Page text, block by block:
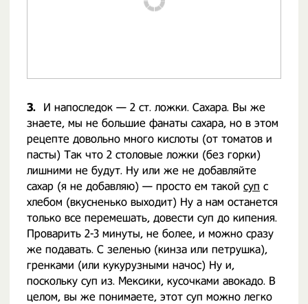
3.
И напоследок — 2 ст. ложки. Сахара. Вы же
знаете, мы не большие фанаты сахара, но в этом
рецепте довольно много кислоты (от томатов и
пасты) Так что 2 столовые ложки (без горки)
лишними не будут. Ну или же не добавляйте
сахар (я не добавляю) — просто ем такой суп с
хлебом (вкусненько выходит) Ну а нам останется
только все перемешать, довести суп до кипения.
Проварить 2-3 минуты, не более, и можно сразу
же подавать. С зеленью (кинза или петрушка),
гренками (или кукурузными начос) Ну и,
поскольку суп из. Мексики, кусочками авокадо. В
целом, вы же понимаете, этот суп можно легко